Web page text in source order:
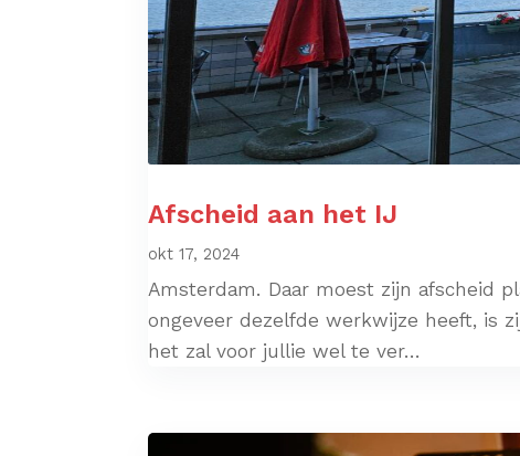
Afscheid aan het IJ
okt 17, 2024
Amsterdam. Daar moest zijn afscheid
ongeveer dezelfde werkwijze heeft, is
het zal voor jullie wel te ver...